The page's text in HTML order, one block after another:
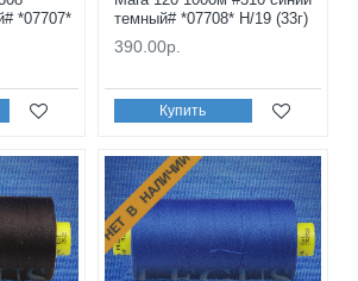
*07707*
темный# *07708* H/19 (33г)
390.00р.
Купить
НЕТ В НАЛИЧИИ